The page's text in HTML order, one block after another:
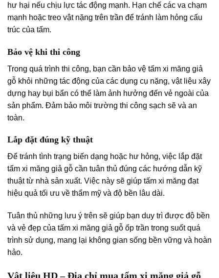
hư hại nếu chịu lực tác động mạnh. Hạn chế các va chạm
mạnh hoặc treo vật nặng trên trần để tránh làm hỏng cấu
trúc của tấm.
Bảo vệ khi thi công
Trong quá trình thi công, bạn cần bảo vệ tấm xi măng giả
gỗ khỏi những tác động của các dụng cụ nặng, vật liệu xây
dựng hay bụi bẩn có thể làm ảnh hưởng đến vẻ ngoài của
sản phẩm. Đảm bảo môi trường thi công sạch sẽ và an
toàn.
Lắp đặt đúng kỹ thuật
Để tránh tình trạng biến dạng hoặc hư hỏng, việc lắp đặt
tấm xi măng giả gỗ cần tuân thủ đúng các hướng dẫn kỹ
thuật từ nhà sản xuất. Việc này sẽ giúp tấm xi măng đạt
hiệu quả tối ưu về thẩm mỹ và độ bền lâu dài.
Tuân thủ những lưu ý trên sẽ giúp bạn duy trì được độ bền
và vẻ đẹp của tấm xi măng giả gỗ ốp trần trong suốt quá
trình sử dụng, mang lại không gian sống bền vững và hoàn
hảo.
Vật liệu HD – Địa chỉ mua tấm xi măng giả gỗ